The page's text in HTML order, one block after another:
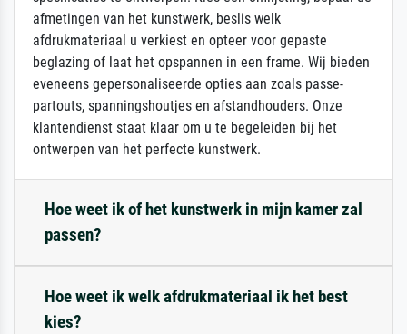
afmetingen van het kunstwerk, beslis welk
afdrukmateriaal u verkiest en opteer voor gepaste
beglazing of laat het opspannen in een frame. Wij bieden
eveneens gepersonaliseerde opties aan zoals passe-
partouts, spanningshoutjes en afstandhouders. Onze
klantendienst staat klaar om u te begeleiden bij het
ontwerpen van het perfecte kunstwerk.
Hoe weet ik of het kunstwerk in mijn kamer zal
passen?
Hoe weet ik welk afdrukmateriaal ik het best
kies?